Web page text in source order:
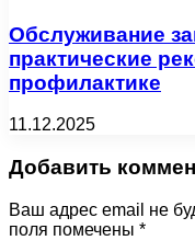
Обслуживание
практические
профилактике
11.12.2025
Добавить
Ваш адрес email не
поля помечены *